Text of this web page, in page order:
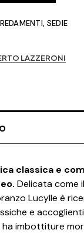
, SEDIE
LAZZERONI
classica e
Delicata come
Lucylle è
e
ha imbottiture